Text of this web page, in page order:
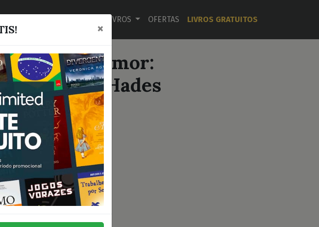
LIVROS OFERTAS LIVROS GRATUITOS
do Amor:
de Hades
este livro!
×